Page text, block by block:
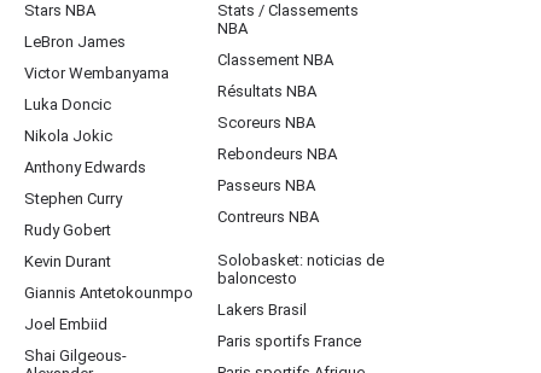
Stars NBA
LeBron James
Victor Wembanyama
Luka Doncic
Nikola Jokic
Anthony Edwards
Stephen Curry
Rudy Gobert
Kevin Durant
Giannis Antetokounmpo
Joel Embiid
Shai Gilgeous-
Stats / Classements
NBA
Classement NBA
Résultats NBA
Scoreurs NBA
Rebondeurs NBA
Passeurs NBA
Contreurs NBA
Solobasket: noticias de
baloncesto
Lakers Brasil
Paris sportifs France